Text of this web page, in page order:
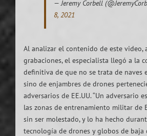
— Jeremy Corbell
8, 2021
Al analizar el contenido de este video,
grabaciones, el especialista llegó a la
definitiva de que no se trata de naves
sino de enjambres de drones
adversarios de EE.UU. “Un adversario
las zonas de entrenamiento militar de
sin ser molestado, y lo ha hecho
tecnología de drones y globos de baja